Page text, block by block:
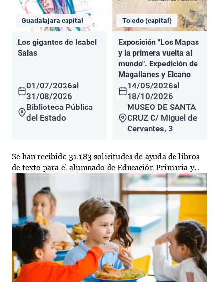
Guadalajara capital
Los gigantes de Isabel
Salas
01/07/2026al
31/08/2026
Biblioteca Pública
del Estado
Toledo (capital)
Exposición "Los Mapas
y la primera vuelta al
mundo". Expedición de
Magallanes y Elcano
14/05/2026al
18/10/2026
MUSEO DE SANTA
CRUZ C/ Miguel de
Cervantes, 3
Se han recibido 31.183 solicitudes de ayuda de libros
de texto para el alumnado de Educación Primaria y...